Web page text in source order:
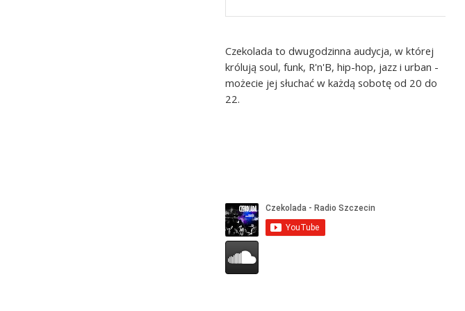
Czekolada to dwugodzinna audycja, w której
królują soul, funk, R'n'B, hip-hop, jazz i urban -
możecie jej słuchać w każdą sobotę od 20 do
22.